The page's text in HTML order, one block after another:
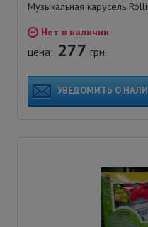
Музыкальная карусель
Нет в наличии
цена: 277 грн.
УВЕДОМИТЬ О